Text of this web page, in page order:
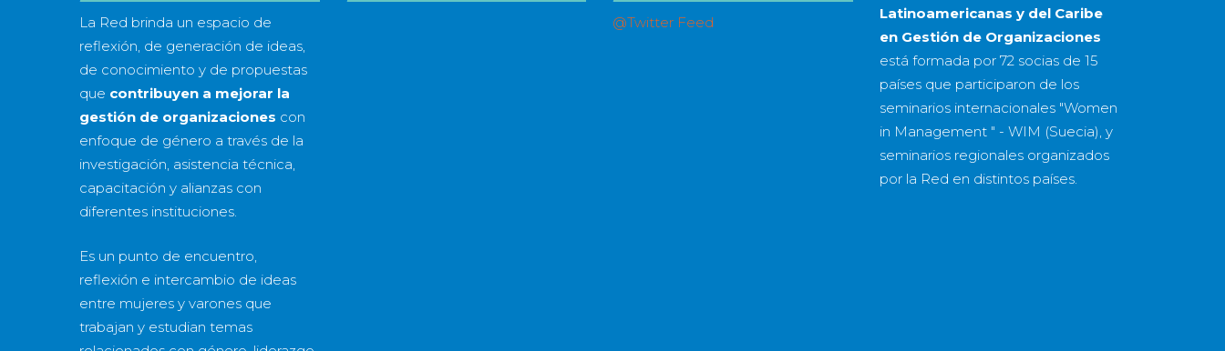
La Red brinda un espacio de
reflexión, de generación de ideas,
de conocimiento y de propuestas
que contribuyen a mejorar la
gestión de organizaciones con
enfoque de género a través de la
investigación, asistencia técnica,
capacitación y alianzas con
diferentes instituciones.
Es un punto de encuentro,
reflexión e intercambio de ideas
entre mujeres y varones que
trabajan y estudian temas
@Twitter Feed
Latinoamericanas y del Caribe
en Gestión de Organizaciones
está formada por 72 sociasde 15
paísesque participaron de los
seminarios internacionales "Women
in Management " - WIM (Suecia), y
seminarios regionales organizados
por la Red en distintos países.